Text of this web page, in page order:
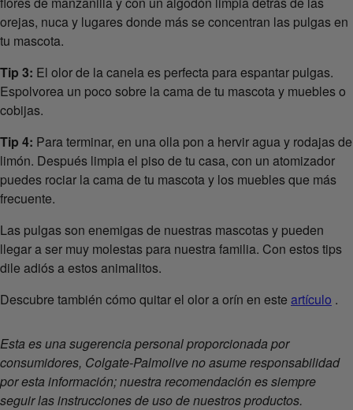
orejas, nuca y lugares donde más se concentran las pulgas en
tu mascota.
Tip 3: El olor de la canela es perfecta para espantar pulgas.
Espolvorea un poco sobre la cama de tu mascota y muebles o
cobijas.
Tip 4: Para terminar, en una olla pon a hervir agua y rodajas de
limón. Después limpia el piso de tu casa, con un atomizador
puedes rociar la cama de tu mascota y los muebles que más
frecuente.
Las pulgas son enemigas de nuestras mascotas y pueden
llegar a ser muy molestas para nuestra familia. Con estos tips
dile adiós a estos animalitos.
Descubre también cómo quitar el olor a orín en este artículo .
Esta es una sugerencia personal proporcionada por
consumidores, Colgate-Palmolive no asume responsabilidad
por esta información; nuestra recomendación es siempre
seguir las instrucciones de uso de nuestros productos.